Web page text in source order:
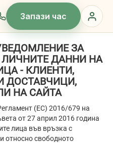
Запази час
ЗА
ДАННИ НА
- КЛИЕНТИ,
ДОСТАВЧИЦИ,
НА САЙТА
(ЕС) 2016/679 на
от 27 април 2016 година
лица във връзка с
относно свободното